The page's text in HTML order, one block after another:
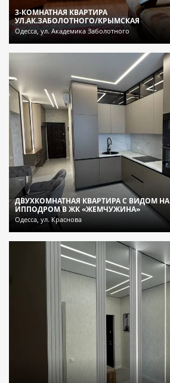
3-КОМНАТНАЯ КВАРТИРА
УЛ.АК.ЗАБОЛОТНОГО/КРЫМСКАЯ
Одесса, ул. Академика Заболотного
ДВУХКОМНАТНАЯ КВАРТИРА С ВИДОМ НА
ИППОДРОМ В ЖК «ЖЕМЧУЖИНА»
Одесса, ул. Краснова